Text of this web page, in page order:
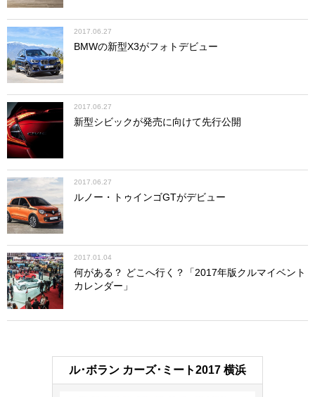
2017.06.27
BMWの新型X3がフォトデビュー
2017.06.27
新型シビックが発売に向けて先行公開
2017.06.27
ルノー・トゥインゴGTがデビュー
2017.01.04
何がある？ どこへ行く？「2017年版クルマイベント
カレンダー」
ル･ボラン カーズ･ミート2017 横浜